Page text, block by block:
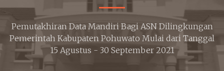
Pemutakhiran Data Mandiri Bagi ASN Dilingkungan
Pemerintah Kabupaten Pohuwato Mulai dari Tanggal
15 Agustus - 30 September 2021